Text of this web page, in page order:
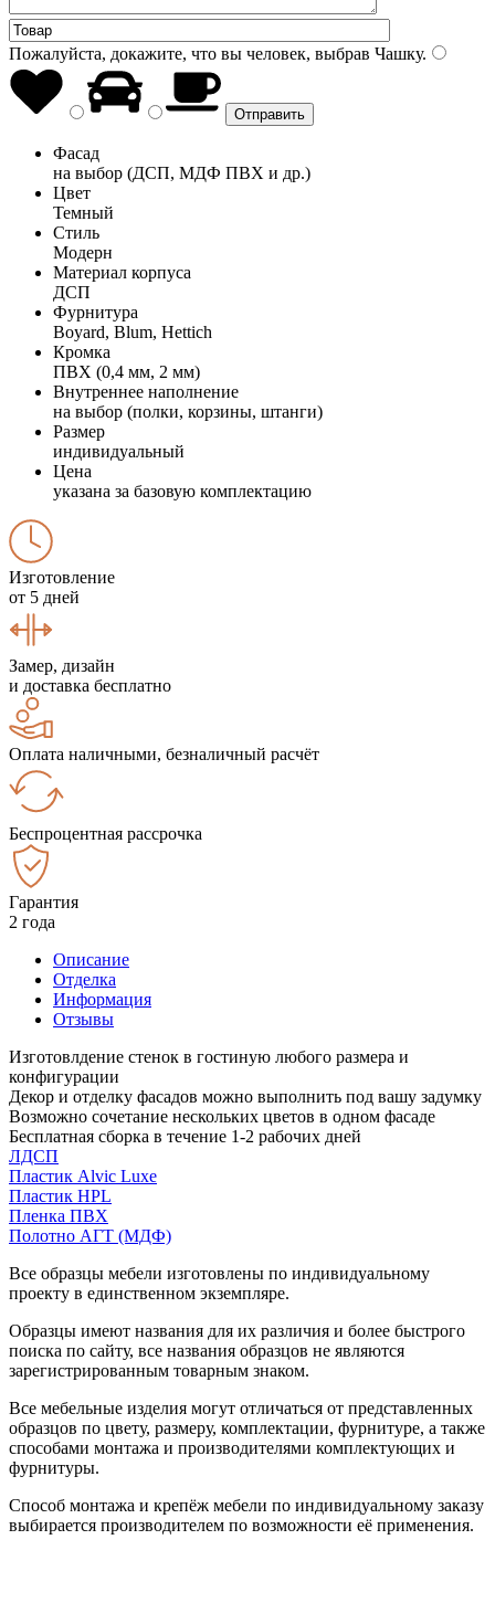
Пожалуйста, докажите, что вы человек, выбрав Чашку.
Фасад
на выбор (ДСП, МДФ ПВХ и др.)
Цвет
Темный
Стиль
Модерн
Материал корпуса
ДСП
Фурнитура
Boyard, Blum, Hettich
Кромка
ПВХ (0,4 мм, 2 мм)
Внутреннее наполнение
на выбор (полки, корзины, штанги)
Размер
индивидуальный
Цена
указана за базовую комплектацию
Изготовление
от 5 дней
Замер, дизайн
и доставка бесплатно
Оплата наличными, безналичный расчёт
Беспроцентная рассрочка
Гарантия
2 года
Описание
Отделка
Информация
Отзывы
Изготовлдение стенок в гостиную любого размера и
конфигурации
Декор и отделку фасадов можно выполнить под вашу задумку
Возможно сочетание нескольких цветов в одном фасаде
Бесплатная сборка в течение 1-2 рабочих дней
ЛДСП
Пластик Alvic Luxe
Пластик HPL
Пленка ПВХ
Полотно АГТ (МДФ)
Все образцы мебели изготовлены по индивидуальному
проекту в единственном экземпляре.
Образцы имеют названия для их различия и более быстрого
поиска по сайту, все названия образцов не являются
зарегистрированным товарным знаком.
Все мебельные изделия могут отличаться от представленных
образцов по цвету, размеру, комплектации, фурнитуре, а также
способами монтажа и производителями комплектующих и
фурнитуры.
Способ монтажа и крепёж мебели по индивидуальному заказу
выбирается производителем по возможности её применения.